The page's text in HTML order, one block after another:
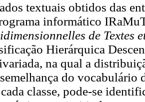
textuais obtidos das
informático
de Textes
Hierárquica
na qual a
do vocabulário
classe, pode-se